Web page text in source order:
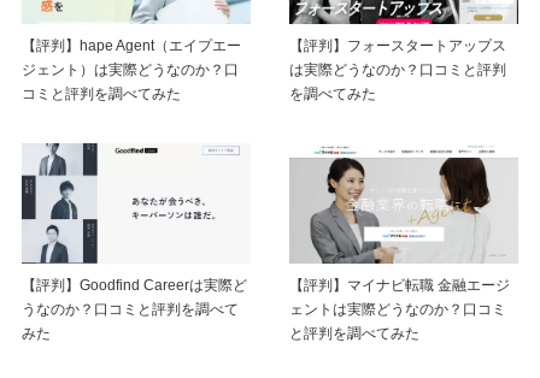
【評判】hape Agent（エイプエー
ジェント）は実際どうなのか？口
コミと評判を調べてみた
【評判】フォースタートアップス
は実際どうなのか？口コミと評判
を調べてみた
【評判】Goodfind Careerは実際ど
うなのか？口コミと評判を調べて
みた
【評判】マイナビ転職 金融エージ
ェントは実際どうなのか？口コミ
と評判を調べてみた